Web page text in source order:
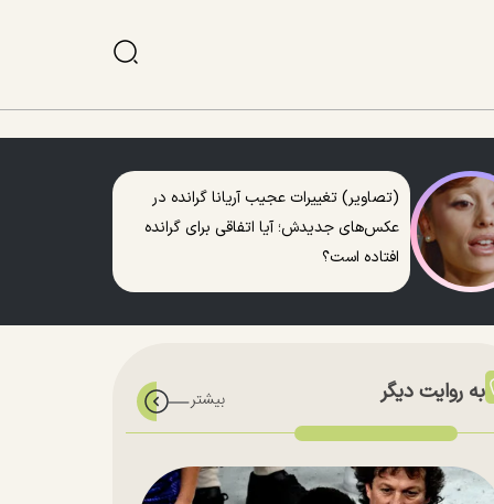
(تصاویر) تغییرات عجیب آریانا گرانده در
عکس‌های جدیدش؛ آیا اتفاقی برای گرانده
افتاده است؟
به روایت دیگر